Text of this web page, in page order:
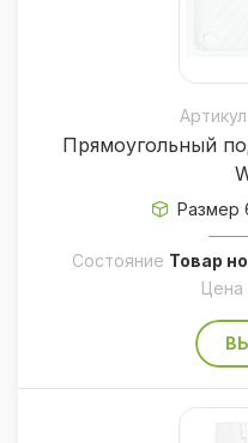
Прямоугольный
Размер
Состояние Товар
Цена